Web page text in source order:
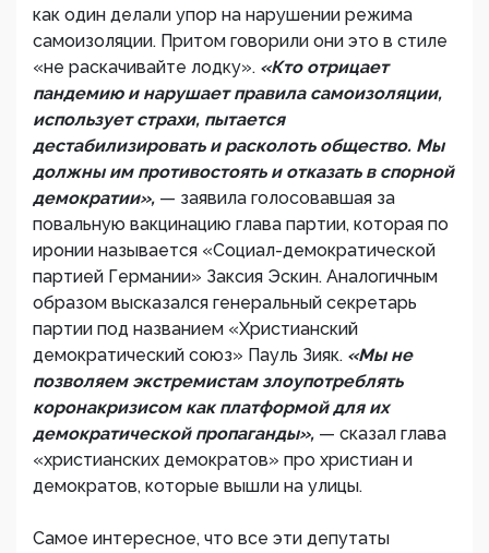
как один делали упор на нарушении режима
самоизоляции. Притом говорили они это в стиле
«не раскачивайте лодку». «Кто отрицает
пандемию и нарушает правила самоизоляции,
использует страхи, пытается
дестабилизировать и расколоть общество. Мы
должны им противостоять и отказать в спорной
демократии», — заявила голосовавшая за
повальную вакцинацию глава партии, которая по
иронии называется «Социал-демократической
партией Германии» Заксия Эскин. Аналогичным
образом высказался генеральный секретарь
партии под названием «Христианский
демократический союз» Пауль Зияк. «Мы не
позволяем экстремистам злоупотреблять
коронакризисом как платформой для их
демократической пропаганды», — сказал глава
«христианских демократов» про христиан и
демократов, которые вышли на улицы.
Самое интересное, что все эти депутаты